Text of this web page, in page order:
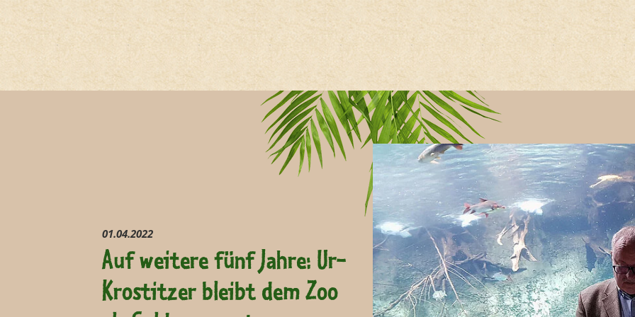
Hauptregion der Seite
01.04.2022
Auf weitere fünf Jahre: Ur-
Krostitzer bleibt dem Zoo